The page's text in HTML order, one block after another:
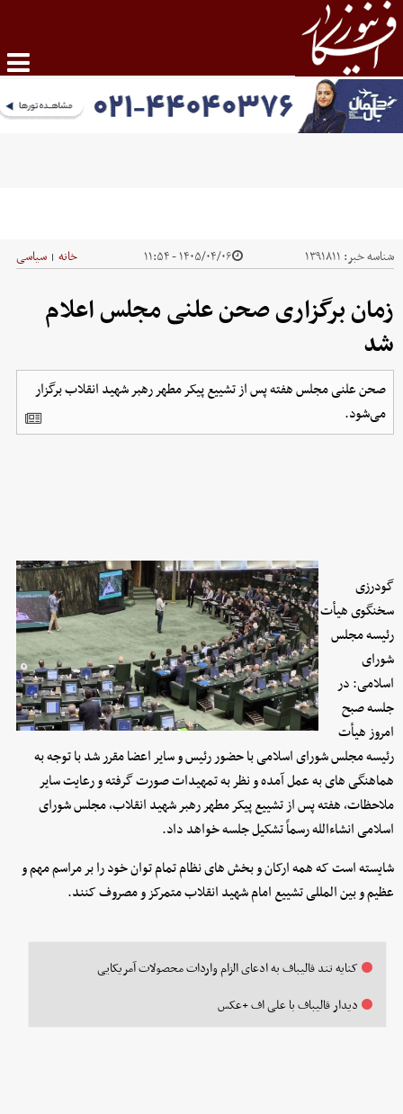
شناسه خبر: ۱۳۹۱۸۱۱ ۱۴۰۵/۰۴/۰۶ - ۱۱:۵۴ خانه | سیاسی
زمان برگزاری صحن علنی مجلس اعلام
شد
صحن علنی مجلس هفته پس از تشییع پیکر مطهر رهبر شهید انقلاب برگزار
می‌شود.
گودرزی
سخنگوی هیأت
رئیسه مجلس
شورای
اسلامی: در
جلسه صبح
امروز هیأت
رئیسه مجلس شورای اسلامی با حضور رئیس و سایر اعضا مقرر شد با توجه به
هماهنگی های به عمل آمده و نظر به تمهیدات صورت گرفته و رعایت سایر
ملاحظات، هفته پس از تشییع پیکر مطهر رهبر شهید انقلاب، مجلس شورای
اسلامی انشاءالله رسماً تشکیل جلسه خواهد داد.
شایسته است که همه ارکان و بخش های نظام تمام توان خود را بر مراسم مهم و
عظیم و بین المللی تشییع امام شهید انقلاب متمرکز و مصروف کنند.
کنایه تند قالیباف به ادعای الزام واردات محصولات آمریکایی
دیدار قالیباف با علی اف +عکس